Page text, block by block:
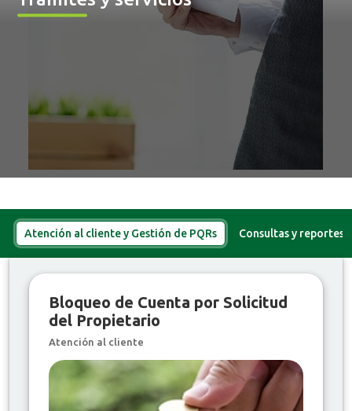
Atención al cliente y Gestión de PQRs Consultas y reportes
Bloqueo de Cuenta por Solicitud
del Propietario
Atención al cliente